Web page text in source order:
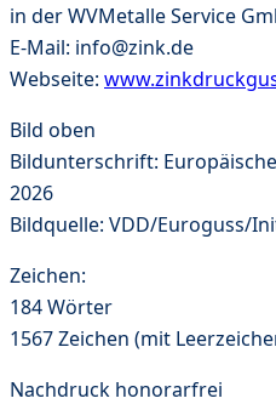
in der WVMetalle Service
E-Mail: info@zink.de
Webseite:
Bild oben
Bildunterschrift:
2026
Bildquelle: VDD/Euroguss/
Zeichen:
184 Wörter
1567 Zeichen (mit
Nachdruck honorarfrei